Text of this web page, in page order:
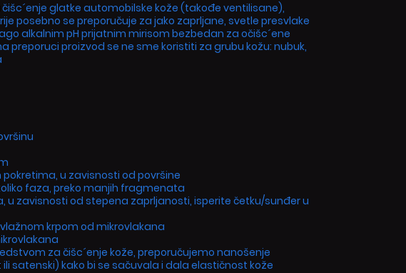
glatke automobilske kože (takođe ventilisane),
posebno se preporučuje za jako zaprljane, svetle presvlake
alkalnim pH prijatnim mirisom bezbedan za očišc´ene
preporuci proizvod se ne sme koristiti za grubu kožu: nubuk,
u zavisnosti od površine
faza, preko manjih fragmenata
u zavisnosti od stepena zaprljanosti, isperite četku/sunđer u
krpom od mikrovlakana
za čišc´enje kože, preporučujemo nanošenje
satenski) kako bi se sačuvala i dala elastičnost kože